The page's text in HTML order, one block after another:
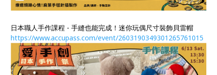
日本職人手作課程 - 手縫也能完成！迷你玩偶尺寸裝飾貝雷帽
https://www.accupass.com/event/2603190349301265761015